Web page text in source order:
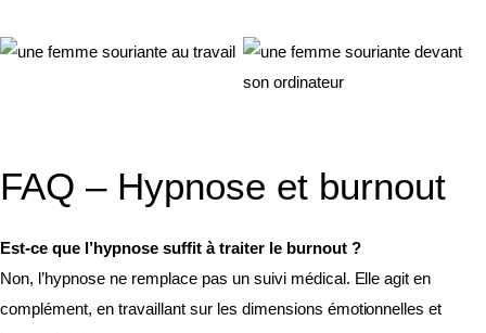
FAQ – Hypnose et burnout
Est-ce que l’hypnose suffit à traiter le burnout ?
Non, l’hypnose ne remplace pas un suivi médical. Elle agit en
complément, en travaillant sur les dimensions émotionnelles et